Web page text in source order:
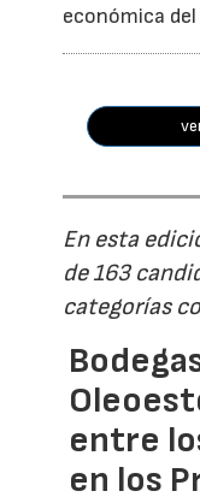
económica
En esta
de 163
categorías
entre
en los